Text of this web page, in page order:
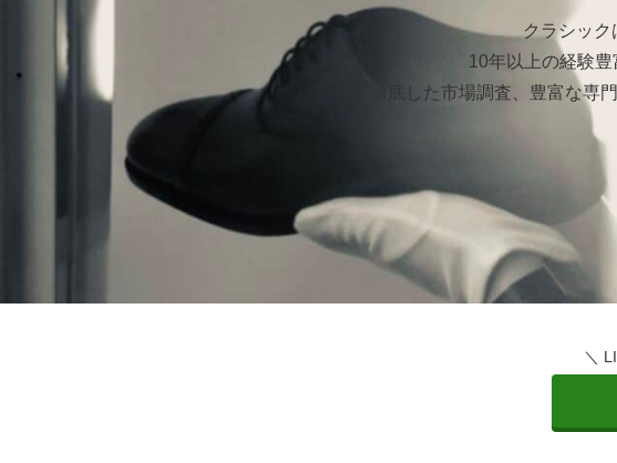
クラシッ
10年以上の経験豊
徹底した市場調査、豊富な専
＼